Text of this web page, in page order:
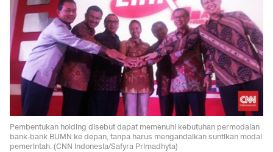
Pembentukan holding disebut dapat memenuhi kebutuhan permodalan
bank-bank BUMN ke depan, tanpa harus mengandalkan suntikan modal
pemerintah. (CNN Indonesia/Safyra Primadhyta)